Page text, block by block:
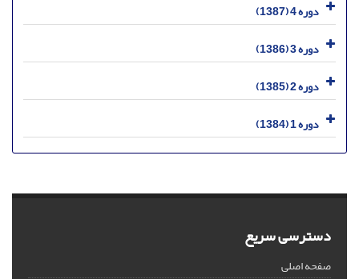
دوره 4 (1387)
دوره 3 (1386)
دوره 2 (1385)
دوره 1 (1384)
دسترسی سریع
صفحه اصلی